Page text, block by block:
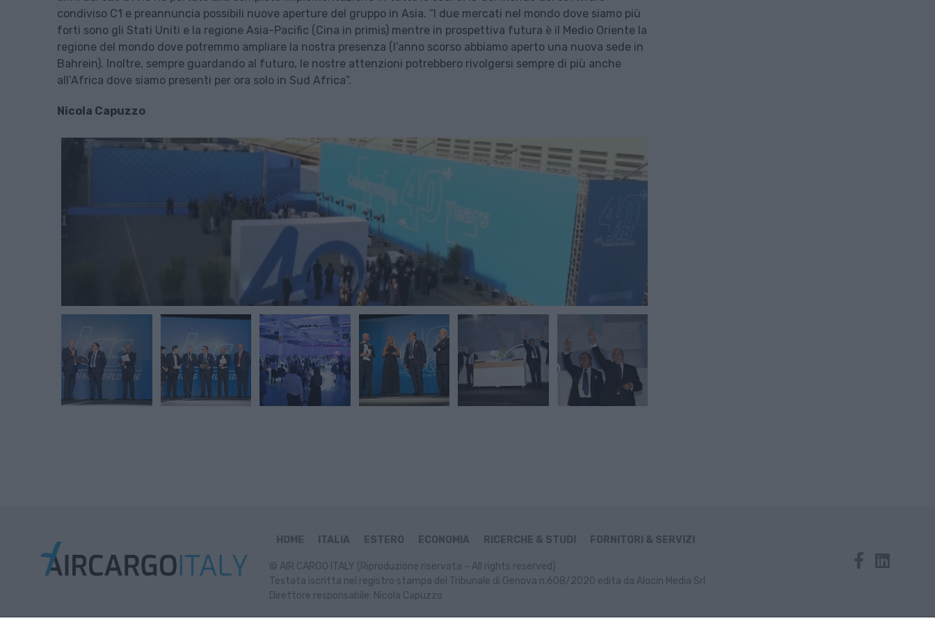
condiviso C1 e preannuncia possibili nuove aperture del gruppo in Asia. “I due mercati nel mondo dove siamo più
forti sono gli Stati Uniti e la regione Asia-Pacific (Cina in primis) mentre in prospettiva futura è il Medio Oriente la
regione del mondo dove potremmo ampliare la nostra presenza (l’anno scorso abbiamo aperto una nuova sede in
Bahrein). Inoltre, sempre guardando al futuro, le nostre attenzioni potrebbero rivolgersi sempre di più anche
all’Africa dove siamo presenti per ora solo in Sud Africa”.
Nicola Capuzzo
HOME ITALIA ESTERO ECONOMIA RICERCHE & STUDI FORNITORI & SERVIZI
© AIR CARGO ITALY (Riproduzione riservata – All rights reserved)
Testata iscritta nel registro stampa del Tribunale di Genova n.608/2020 edita da Alocin Media Srl
Direttore responsabile: Nicola Capuzzo